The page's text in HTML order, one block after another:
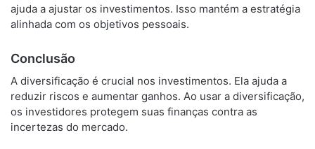
ajuda a ajustar os investimentos. Isso mantém a estratégia
alinhada com os objetivos pessoais.
Conclusão
A diversificação é crucial nos investimentos. Ela ajuda a
reduzir riscos e aumentar ganhos. Ao usar a diversificação,
os investidores protegem suas finanças contra as
incertezas do mercado.